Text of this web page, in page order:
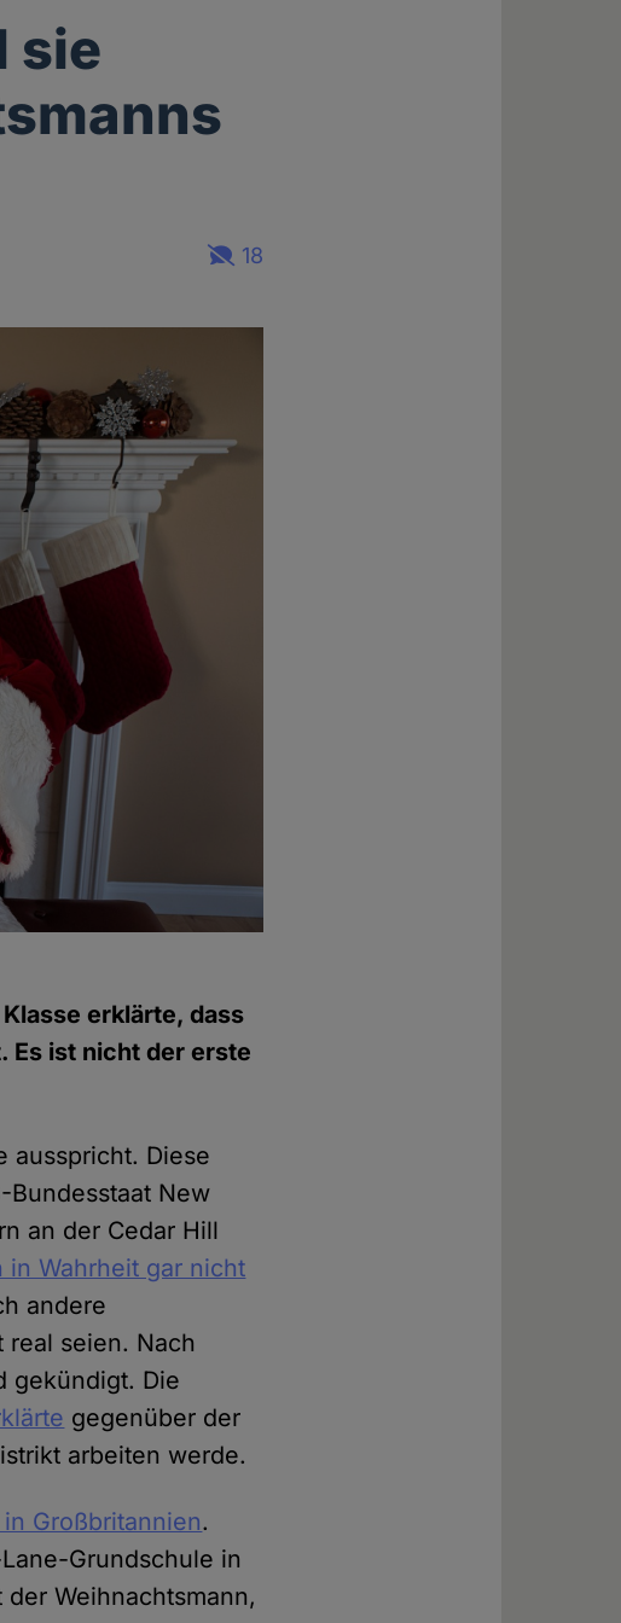
sie
18
erklärte, dass
Es ist nicht der erste
ausspricht. Diese
Bundesstaat New
an der Cedar Hill
in Wahrheit gar nicht
andere
real seien. Nach
gekündigt. Die
gegenüber der
arbeiten werde.
Großbritannien.
Grundschule in
Weihnachtsmann,